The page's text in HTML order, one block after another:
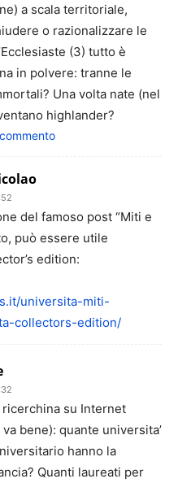
a scala territoriale,
o razionalizzare le
(3) tutto è
in polvere: tranne le
Una volta nate (nel
highlander?
del famoso post “Miti e
può essere utile
edition:
universita-miti-
collectors-edition/
su Internet
bene): quante universita’
hanno la
Quanti laureati per